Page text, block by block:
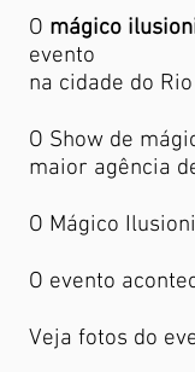
O mágico
evento
na cidade do
O Show de
maior agência
O Mágico
O evento
Veja fotos do